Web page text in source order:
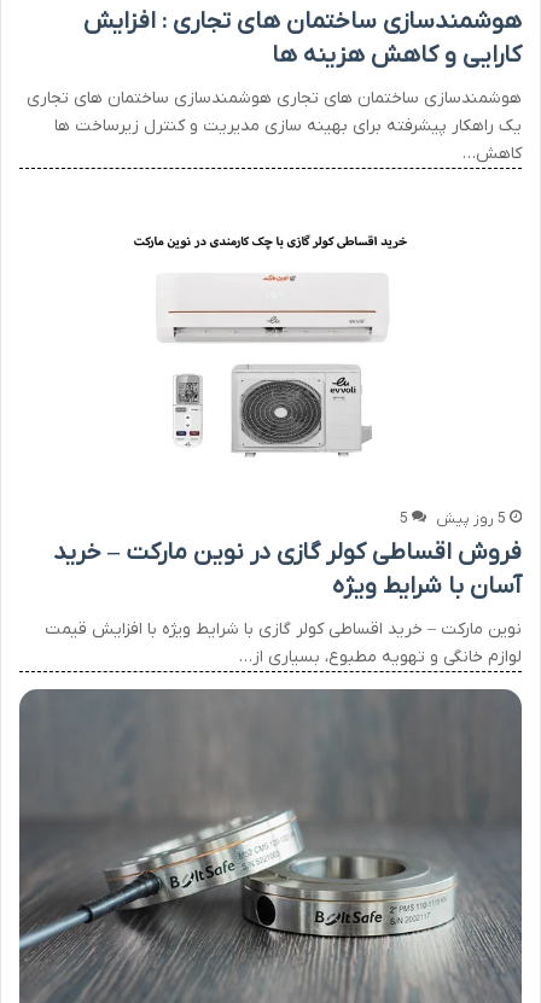
هوشمندسازی ساختمان های تجاری : افزایش
کارایی و کاهش هزینه ها
هوشمندسازی ساختمان های تجاری هوشمندسازی ساختمان های تجاری
یک راهکار پیشرفته برای بهینه سازی مدیریت و کنترل زیرساخت ها
کاهش…
5 روز پیش 5
فروش اقساطی کولر گازی در نوین مارکت – خرید
آسان با شرایط ویژه
نوین مارکت – خرید اقساطی کولر گازی با شرایط ویژه با افزایش قیمت
لوازم خانگی و تهویه مطبوع، بسیاری از…